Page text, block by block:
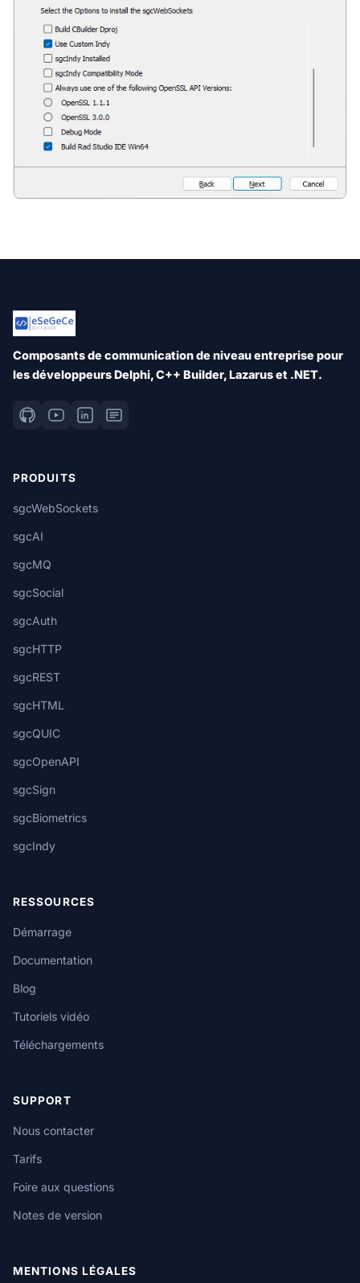
Composants de communication de niveau entreprise pour
les développeurs Delphi, C++ Builder, Lazarus et .NET.
PRODUITS
sgcWebSockets
sgcAI
sgcMQ
sgcSocial
sgcAuth
sgcHTTP
sgcREST
sgcHTML
sgcQUIC
sgcOpenAPI
sgcSign
sgcBiometrics
sgcIndy
RESSOURCES
Démarrage
Documentation
Blog
Tutoriels vidéo
Téléchargements
SUPPORT
Nous contacter
Tarifs
Foire aux questions
Notes de version
MENTIONS LÉGALES